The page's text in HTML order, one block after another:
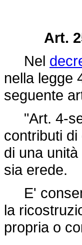
Art.
Nel
nella legge
seguente
"Art. 4-
contributi
di una
sia erede.
E'
la
propria o